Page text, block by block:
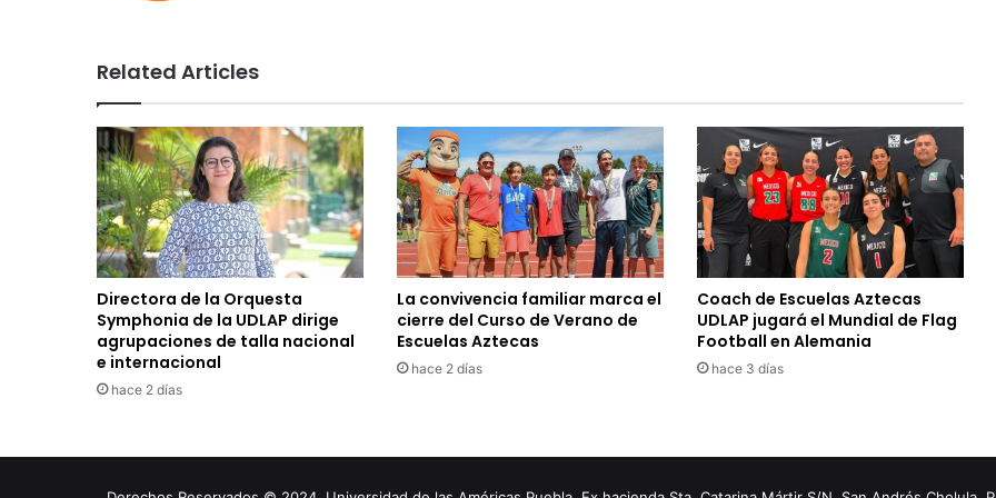
Related Articles
Directora de la Orquesta
Symphonia de la UDLAP dirige
agrupaciones de talla nacional
e internacional
hace 2 días
La convivencia familiar marca el
cierre del Curso de Verano de
Escuelas Aztecas
hace 2 días
Coach de Escuelas Aztecas
UDLAP jugará el Mundial de Flag
Football en Alemania
hace 3 días